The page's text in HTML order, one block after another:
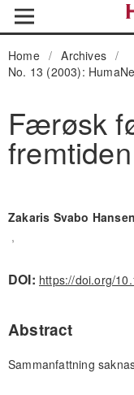
Home / Archives /
No. 13 (2003):
Færøsk
fremtiden
Zakaris Svabo Hansen
,
DOI: https://doi.org/
Abstract
Sammanfattning